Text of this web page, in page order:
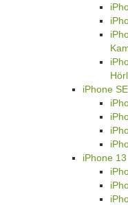
iPhone
iPhone 13